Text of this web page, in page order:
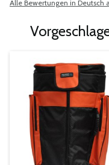
Alle Bewertungen in Deutsch